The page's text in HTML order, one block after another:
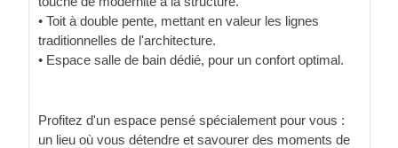
• Toit à double pente, mettant en valeur les lignes
traditionnelles de l'architecture.
• Espace salle de bain dédié, pour un confort optimal.
Profitez d'un espace pensé spécialement pour vous :
un lieu où vous détendre et savourer des moments de